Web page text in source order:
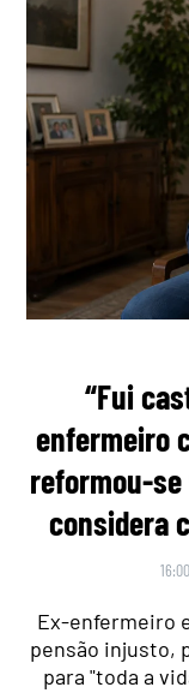
“Fui
enfermeiro
reformou-se
considera
Ex-enfermeiro
pensão injusto,
para "toda a